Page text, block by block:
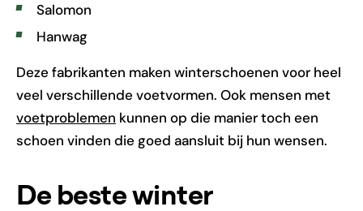
Salomon
Hanwag
Deze fabrikanten maken winterschoenen voor heel
veel verschillende voetvormen. Ook mensen met
voetproblemen kunnen op die manier toch een
schoen vinden die goed aansluit bij hun wensen.
De beste winter